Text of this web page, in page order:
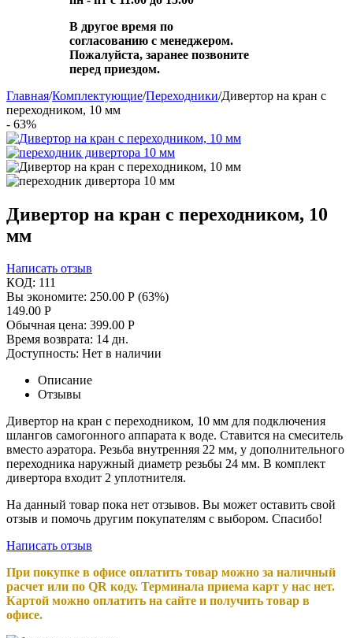
В другое время по
согласованию с менеджером.
Пожалуйста, заранее позвоните
перед приездом.
Главная/Комплектующие/Переходники/Дивертор на кран с
переходником, 10 мм
- 63%
Дивертор на кран с переходником, 10
мм
Написать отзыв
КОД: 111
Вы экономите: 250.00 Р (63%)
149.00 Р
Обычная цена: 399.00 Р
Время возврата: 14 дн.
Доступность: Нет в наличии
Описание
Отзывы
Дивертор на кран с переходником, 10 мм для подключения
шлангов самогонного аппарата к воде. Ставится на смеситель
вместо аэратора. Резьба внутренняя 22 мм, у дополнительного
переходника наружный диаметр резьбы 24 мм. В комплект
дивертора входит 2 уплотнителя.
На данный товар пока нет отзывов. Вы может оставить свой
отзыв и помочь другим покупателям с выбором. Спасибо!
Написать отзыв
При покупке в офисе оплатить товар можно за наличный
расчет или по QR коду. Терминала приема карт у нас нет.
Картой можно оплатить на сайте и получить товар в
офисе.